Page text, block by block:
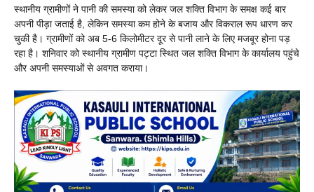
स्थानीय ग्रामीणों ने पानी की समस्या को लेकर जल शक्ति विभाग के समक्ष कई बार
अपनी पीड़ा जताई है, लेकिन समस्या कम होने के बजाय और विकराल रूप धारण कर
चुकी है। ग्रामीणों को अब 5-6 किलोमीटर दूर से पानी लाने के लिए मजबूर होना पड़
रहा है। शनिवार को स्थानीय ग्रामीण पट्टा स्थित जल शक्ति विभाग के कार्यालय पहुंचे
और अपनी समस्याओं से अवगत कराया।